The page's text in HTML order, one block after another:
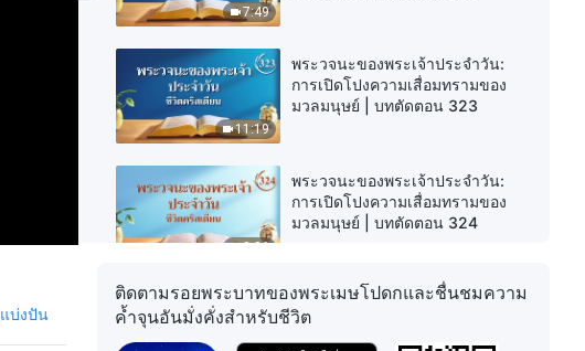
7:49
11:19
พระวจนะของพระเจ้าประจำวัน:
การเปิดโปงความเสื่อมทรามของ
มวลมนุษย์ | บทตัดตอน 323
8:26
พระวจนะของพระเจ้าประจำวัน:
การเปิดโปงความเสื่อมทรามของ
มวลมนุษย์ | บทตัดตอน 324
พระวจนะของพระเจ้าประจำวัน:
การเปิดโปงความเสื่อมทรามของ
มวลมนุษย์ | บทตัดตอน 325
แบ่งปัน
ติดตามรอยพระบาทของพระเมษโปดกและชื่นชมความ
ค้ำจุนอันมั่งคั่งสำหรับชีวิต